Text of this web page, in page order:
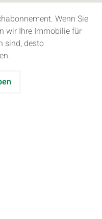
Wenn Sie
wir Ihre Immobilie für
sind, desto